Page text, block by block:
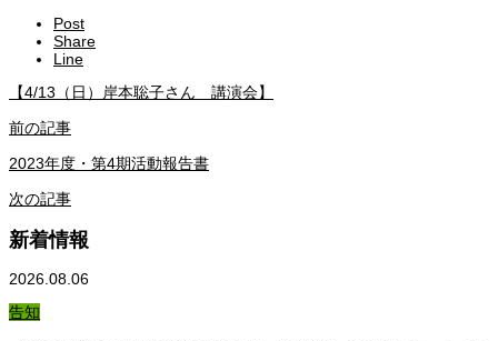
Post
Share
Line
【4/13（日）岸本聡子さん 講演会】
前の記事
2023年度・第4期活動報告書
次の記事
新着情報
2026.08.06
告知